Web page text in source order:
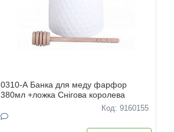
0310-А Банка для меду фарфор
380мл +ложка Снігова королева
Код: 9160155